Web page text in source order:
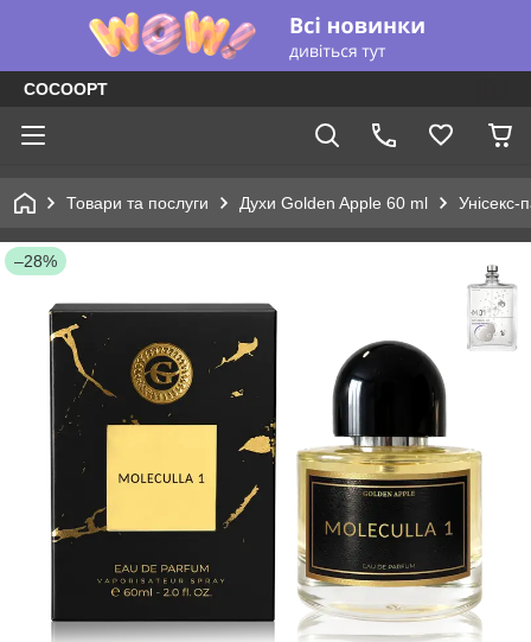
COCOOPT
Товари та послуги Духи Golden Apple 60 ml
–28%